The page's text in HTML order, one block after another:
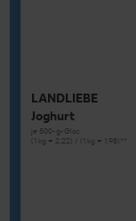
LANDLIEBE
Joghurt
je 500-g-Glas
(1 kg = 2.22) / (1 kg = 1.98)**